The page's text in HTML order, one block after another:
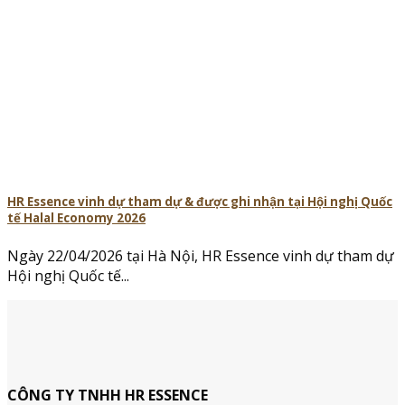
HR Essence vinh dự tham dự & được ghi nhận tại Hội nghị Quốc
tế Halal Economy 2026
Ngày 22/04/2026 tại Hà Nội, HR Essence vinh dự tham dự
Hội nghị Quốc tế...
CÔNG TY TNHH HR ESSENCE